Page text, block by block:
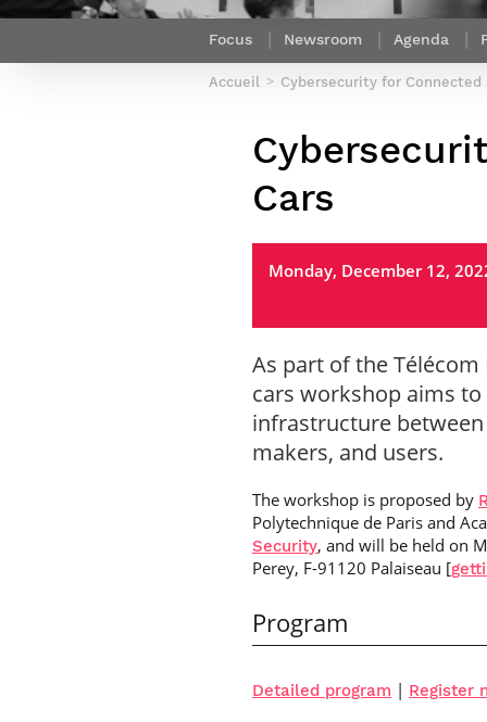
Sport (fr)
Mobilité en France
Parcours Numérique Responsable
Enquête 1er emploi
Expert cybersécurité des réseaux
et des systèmes d’information
Intelligence Artificielle – Expert
Intelligence Artificielle multimodale
Manager des systèmes
d’information (admissions closes)
Focus Newsroom Agenda
Accueil Cybersecurity for Connected
Cars
Monday, December 12,
As part of the
cars workshop aims
infrastructure
makers, and users.
The workshop is proposed by
Polytechnique de Paris and
Security, and will be held on
Perey, F-91120 Palaiseau [
Program
Detailed program | Register